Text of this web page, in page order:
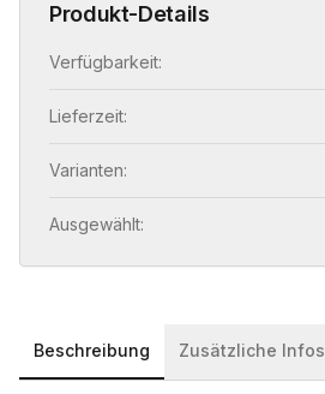
Produkt-Details
Verfügbarkeit:
Lieferzeit:
Varianten:
Ausgewählt:
Beschreibung Zusätzliche Infos